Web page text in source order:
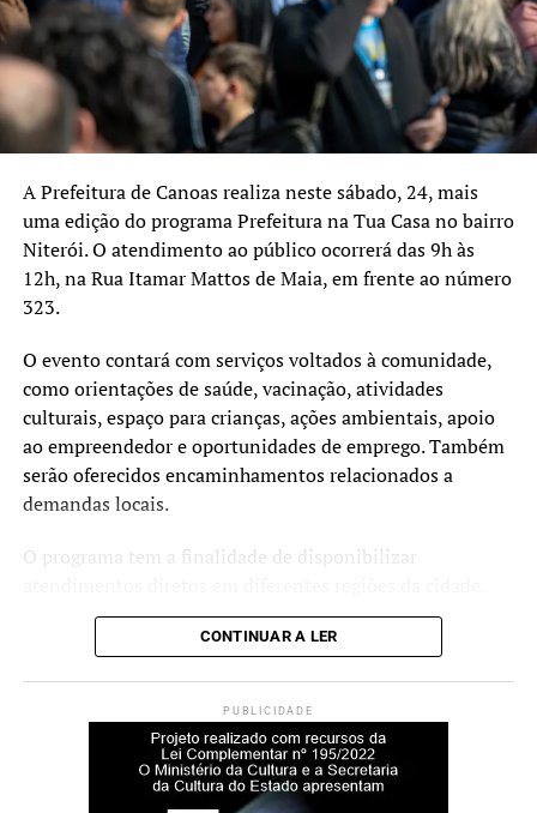
A Prefeitura de Canoas realiza neste sábado, 24, mais
uma edição do programa Prefeitura na Tua Casa no bairro
Niterói. O atendimento ao público ocorrerá das 9h às
12h, na Rua Itamar Mattos de Maia, em frente ao número
323.
O evento contará com serviços voltados à comunidade,
como orientações de saúde, vacinação, atividades
culturais, espaço para crianças, ações ambientais, apoio
ao empreendedor e oportunidades de emprego. Também
serão oferecidos encaminhamentos relacionados a
demandas locais.
O programa tem a finalidade de disponibilizar
CONTINUAR A LER
PUBLICIDADE